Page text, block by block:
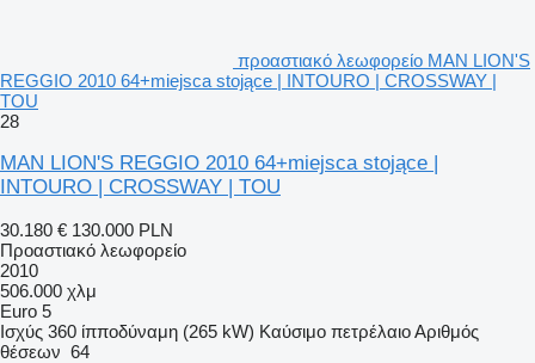
προαστιακό λεωφορείο MAN LION'S
REGGIO 2010 64+miejsca stojące | INTOURO | CROSSWAY |
TOU
28
MAN LION'S REGGIO 2010 64+miejsca stojące |
INTOURO | CROSSWAY | TOU
30.180 € 130.000 PLN
Προαστιακό λεωφορείο
2010
506.000 χλμ
Euro 5
Ισχύς 360 ίπποδύναμη (265 kW) Καύσιμο πετρέλαιοΑριθμός
θέσεων 64